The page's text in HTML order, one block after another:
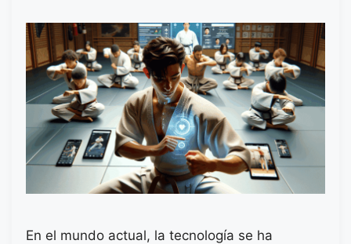
En el mundo actual, la tecnología se ha